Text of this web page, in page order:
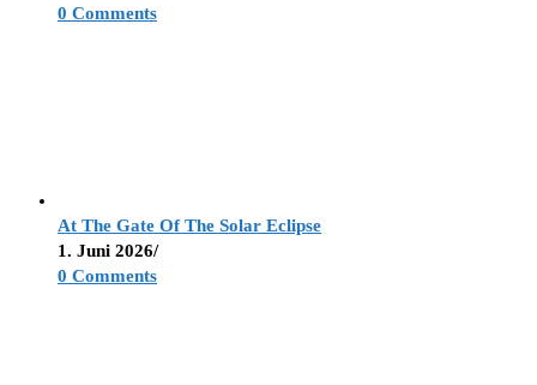
0 Comments
At The Gate Of The Solar Eclipse
1. Juni 2026/
0 Comments